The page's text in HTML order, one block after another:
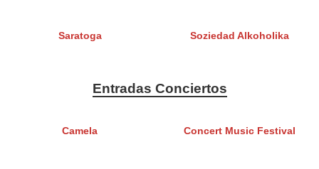
Saratoga Soziedad Alkoholika
Entradas Conciertos
Camela Concert Music Festival